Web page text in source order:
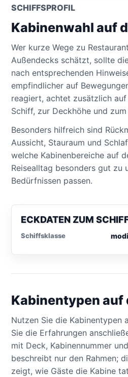
SCHIFFSPROFIL
Kabinenwahl auf
Wer kurze Wege zu
Außendecks schätzt, sollte
nach entsprechenden
empfindlicher auf
reagiert, achtet zusätzlich
Schiff, zur Deckhöhe und
Besonders hilfreich sind
Aussicht, Stauraum und
welche Kabinenbereiche auf
Reisealltag besonders gut zu
Bedürfnissen passen.
ECKDATEN ZUM
Schiffsklasse
Kabinentypen auf
Nutzen Sie die Kabinentypen
Sie die Erfahrungen
mit Deck, Kabinennummer
beschreibt nur den Rahmen;
zeigt, wie Gäste die Kabine